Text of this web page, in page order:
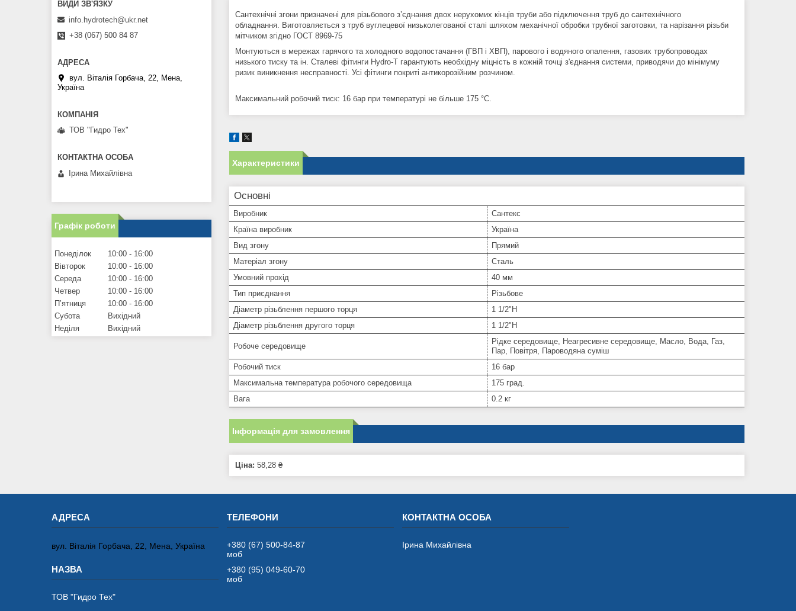
Сантехнічні згони призначені для різьбового з’єднання двох нерухомих кінців труби або підключення труб до сантехнічного
обладнання. Виготовляється з труб вуглецевої низьколегованої сталі шляхом механічної обробки трубної заготовки, та нарізання різьби
мітчиком згідно ГОСТ 8969-75
Монтуються в мережах гарячого та холодного водопостачання (ГВП і ХВП), парового і водяного опалення, газових трубопроводах
низького тиску та ін. Сталеві фітинги Hydro-T гарантують необхідну міцність в кожній точці з'єднання системи, приводячи до мінімуму
ризик виникнення несправності. Усі фітинги покриті антикорозійним розчином.
Максимальний робочий тиск: 16 бар при температурі не більше 175 °С.
Характеристики
Основні
Виробник
Сантекс
Країна виробник
Україна
Вид згону
Прямий
Матеріал згону
Сталь
Умовний прохід
40 мм
Тип приєднання
Різьбове
Діаметр різьблення першого торця
1 1/2"Н
Діаметр різьблення другого торця
1 1/2"Н
Робоче середовище
Рідке середовище, Неагресивне середовище, Масло, Вода, Газ,
Пар, Повітря, Пароводяна суміш
Робочий тиск
16 бар
Максимальна температура робочого середовища
175 град.
Вага
0.2 кг
Інформація для замовлення
Ціна: 58,28 ₴
info.hydrotech@ukr.net
+38 (067) 500 84 87
вул. Віталія Горбача, 22, Мена,
Україна
ТОВ "Гидро Тех"
Ірина Михайлівна
Графік роботи
Понеділок 10:00
16:00
Вівторок
10:00
16:00
Середа
10:00
16:00
Четвер
10:00
16:00
Пʼятниця
10:00
16:00
Субота
Вихідний
Неділя
Вихідний
вул. Віталія Горбача, 22, Мена, Україна
ТОВ "Гидро Тех"
+380 (67) 500-84-87
моб
+380 (95) 049-60-70
моб
Ірина Михайлівна